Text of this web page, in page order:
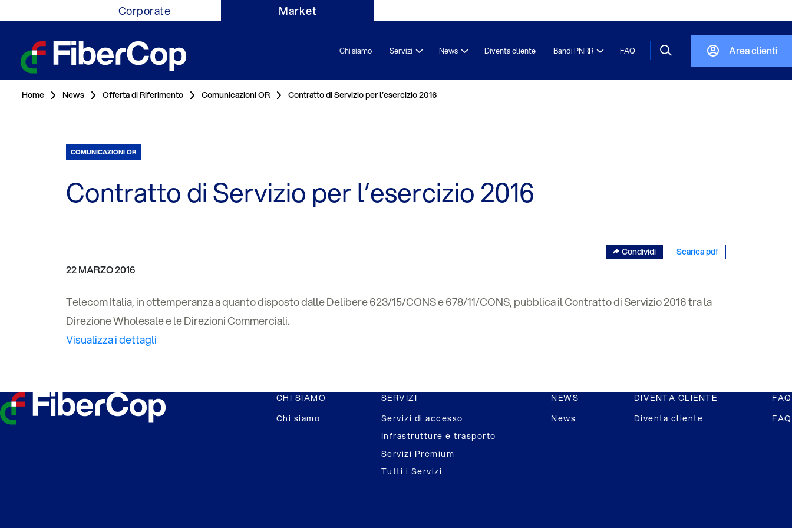
Corporate Market
Chi siamo Servizi News Diventa cliente Bandi PNRR FAQ Area clienti
Home News Offerta di Riferimento Comunicazioni OR Contratto di Servizio per l’esercizio 2016
COMUNICAZIONI OR
Contratto di Servizio per l’esercizio 2016
Condividi Scarica pdf
22 MARZO 2016
Telecom Italia, in ottemperanza a quanto disposto dalle Delibere 623/15/CONS e 678/11/CONS, pubblica il Contratto di Servizio 2016 tra la
Direzione Wholesale e le Direzioni Commerciali.
Visualizza i dettagli
CHI SIAMO
Chi siamo
SERVIZI
Servizi di accesso
Infrastrutture e trasporto
Servizi Premium
Tutti i Servizi
NEWS
News
DIVENTA CLIENTE
Diventa cliente
FAQ
FAQ